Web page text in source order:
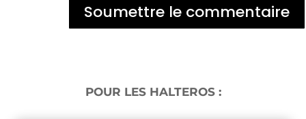
Soumettre le commentaire
POUR LES HALTEROS :